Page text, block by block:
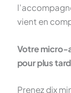
vient en
Votre micro-
pour plus
Prenez dix